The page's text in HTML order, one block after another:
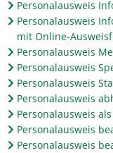
Personalausweis
Personalausweis
mit Online-
Personalausweis
Personalausweis
Personalausweis
Personalausweis
Personalausweis
Personalausweis
Personalausweis